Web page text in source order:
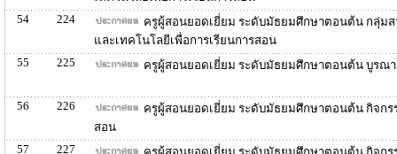
54
224
ครูผู้สอนยอดเยี่ยม ระดับมัธยมศึกษาตอนต้น กลุ่มส
และเทคโนโลยีเพื่อการเรียนการสอน
55
225 ครูผู้สอนยอดเยี่ยม ระดับมัธยมศึกษาตอนต้น บูรณ
56 226
ครูผู้สอนยอดเยี่ยม ระดับมัธยมศึกษาตอนต้น กิจก
สอน
57
227